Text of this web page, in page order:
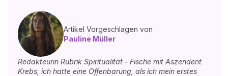
Artikel Vorgeschlagen von
Pauline Müller
Redakteurin Rubrik Spiritualität - Fische mit Aszendent
Krebs, ich hatte eine Offenbarung, als ich mein erstes